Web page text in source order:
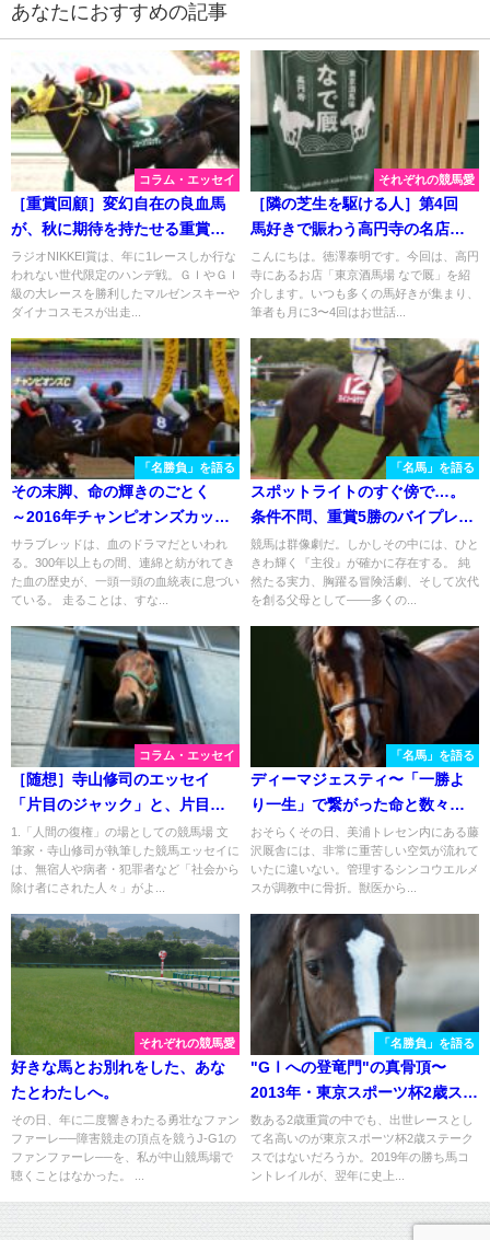
あなたにおすすめの記事
コラム・エッセイ
［重賞回顧］変幻自在の良血馬
が、秋に期待を持たせる重賞初
制覇～2022年・ラジオNIKKEI賞
～
ラジオNIKKEI賞は、年に1レースしか行な
われない世代限定のハンデ戦。ＧＩやＧＩ
級の大レースを勝利したマルゼンスキーや
ダイナコスモスが出走...
それぞれの競馬愛
［隣の芝生を駆ける人］第4回
馬好きで賑わう高円寺の名店！
お店紹介「東京酒馬場 なで厩」
こんにちは。徳澤泰明です。今回は、高円
寺にあるお店「東京酒馬場 なで厩」を紹
介します。いつも多くの馬好きが集まり、
筆者も月に3〜4回はお世話...
「名勝負」を語る
その末脚、命の輝きのごとく
～2016年チャンピオンズカッ
プ・サウンドトゥルー〜
サラブレッドは、血のドラマだといわれ
る。300年以上もの間、連綿と紡がれてき
た血の歴史が、一頭一頭の血統表に息づい
ている。 走ることは、すな...
「名馬」を語る
スポットライトのすぐ傍で…。
条件不問、重賞5勝のバイプレイ
ヤー、マイソールサウンドの走
りを振り返る
競馬は群像劇だ。しかしその中には、ひと
きわ輝く『主役』が確かに存在する。 純
然たる実力、胸躍る冒険活劇、そして次代
を創る父母として――多くの...
コラム・エッセイ
［随想］寺山修司のエッセイ
「片目のジャック」と、片目の
サラブレッド「福ちゃん」
1.「人間の復権」の場としての競馬場 文
筆家・寺山修司が執筆した競馬エッセイに
は、無宿人や病者・犯罪者など「社会から
除け者にされた人々」がよ...
「名馬」を語る
ディーマジェスティ〜「一勝よ
り一生」で繋がった命と数々の
勲章〜
おそらくその日、美浦トレセン内にある藤
沢厩舎には、非常に重苦しい空気が流れて
いたに違いない。管理するシンコウエルメ
スが調教中に骨折。獣医から...
それぞれの競馬愛
好きな馬とお別れをした、あな
たとわたしへ。
その日、年に二度響きわたる勇壮なファン
ファーレ──障害競走の頂点を競うJ-G1の
ファンファーレ──を、私が中山競馬場で
聴くことはなかった。 ...
「名勝負」を語る
"GⅠへの登竜門"の真骨頂〜
2013年・東京スポーツ杯2歳ステ
ークス〜
数ある2歳重賞の中でも、出世レースとし
て名高いのが東京スポーツ杯2歳ステーク
スではないだろうか。2019年の勝ち馬コ
ントレイルが、翌年に史上...